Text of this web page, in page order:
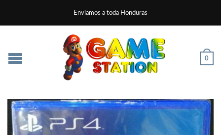
Enviamos a toda Honduras
0